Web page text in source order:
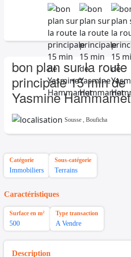
bon plan sur la route
principale 15 min de
Yasmine Hammamet
Sousse , Bouficha
Catégorie
Immobiliers
Sous-catégorie
Terrains
Caractéristiques
Surface en m²
500
Type transaction
A Vendre
Description